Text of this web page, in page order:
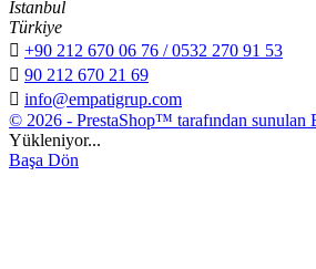
İstanbul
Türkiye
 +90 212 670 06 76 / 0532 270 91 53
 90 212 670 21 69
 info@empatigrup.com
© 2026 - PrestaShop™ tarafından sunulan
Yükleniyor...
Başa Dön